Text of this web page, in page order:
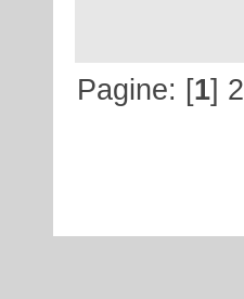
Pagine: [1] 2